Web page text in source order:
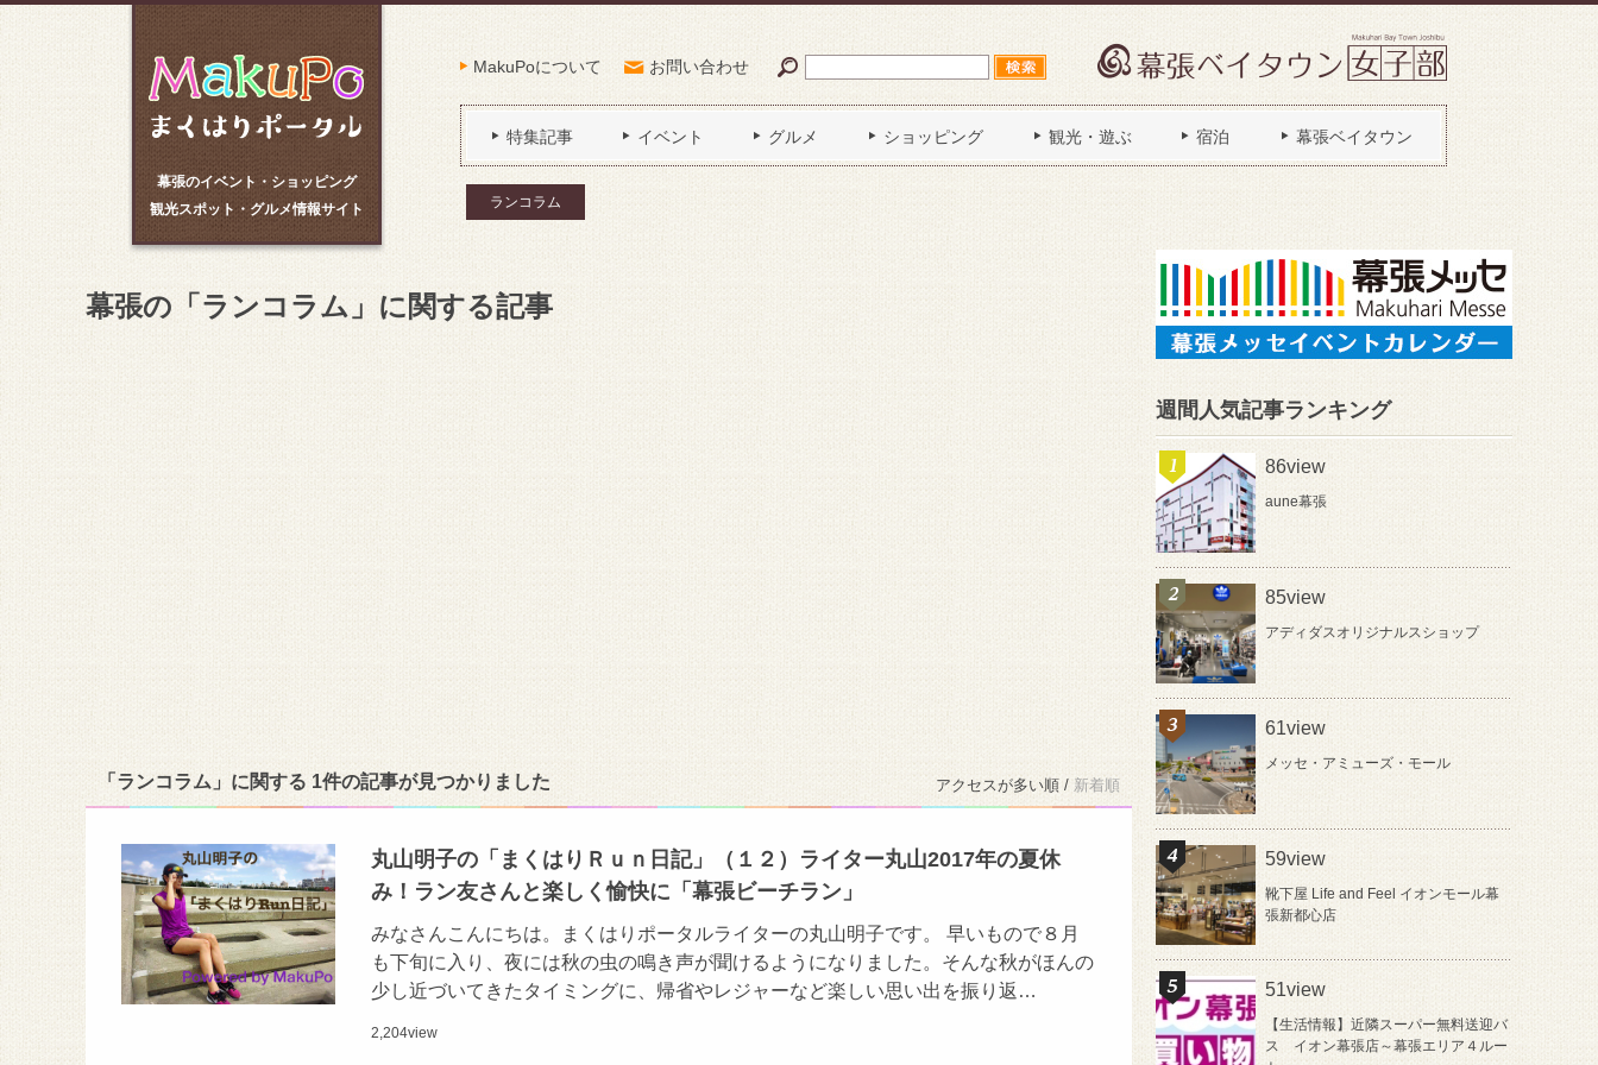
幕張のイベント・ショッピング
観光スポット・グルメ情報サイト
MakuPoについて お問い合わせ
特集記事 イベント グルメ ショッピング 観光・遊ぶ 宿泊 幕張ベイタウン
ランコラム
幕張の「ランコラム」に関する記事
「ランコラム」に関する 1件の記事が見つかりました アクセスが多い順 / 新着順
丸山明子の「まくはりＲｕｎ日記」（１２）ライター丸山2017年の夏休
み！ラン友さんと楽しく愉快に「幕張ビーチラン」
みなさんこんにちは。まくはりポータルライターの丸山明子です。 早いもので８月
も下旬に入り、夜には秋の虫の鳴き声が聞けるようになりました。そんな秋がほんの
少し近づいてきたタイミングに、帰省やレジャーなど楽しい思い出を振り返…
2,204view
週間人気記事ランキング
86view
aune幕張
85view
アディダスオリジナルスショップ
61view
メッセ・アミューズ・モール
59view
靴下屋 Life and Feel イオンモール幕
張新都心店
51view
【生活情報】近隣スーパー無料送迎バ
ス イオン幕張店～幕張エリア４ルー